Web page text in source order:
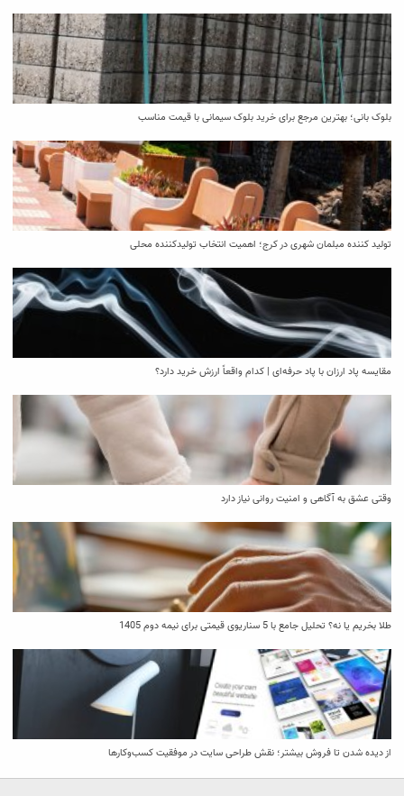
بلوک بانی؛ بهترین مرجع برای خرید بلوک سیمانی با قیمت مناسب
تولید کننده مبلمان شهری در کرج؛ اهمیت انتخاب تولیدکننده محلی
مقایسه پاد ارزان با پاد حرفه‌ای | کدام واقعاً ارزش خرید دارد؟
وقتی عشق به آگاهی و امنیت روانی نیاز دارد
طلا بخریم یا نه؟ تحلیل جامع با 5 سناریوی قیمتی برای نیمه دوم 1405
از دیده شدن تا فروش بیشتر؛ نقش طراحی سایت در موفقیت کسب‌وکارها